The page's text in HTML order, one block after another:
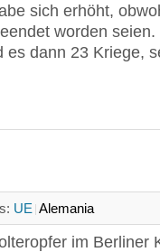
sich erhöht,
worden seien.
es dann 23 Kriege,
UE Alemania
im Berliner